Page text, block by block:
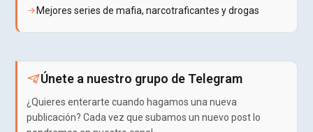
Mejores series de mafia, narcotraficantes y drogas
Únete a nuestro grupo de Telegram
¿Quieres enterarte cuando hagamos una nueva
publicación? Cada vez que subamos un nuevo post lo